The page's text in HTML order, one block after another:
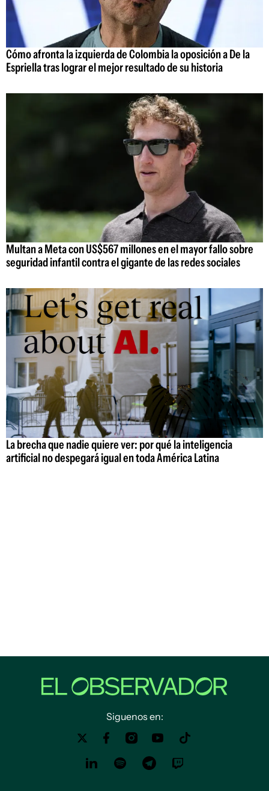
Cómo afronta la izquierda de Colombia la oposición a De la
Espriella tras lograr el mejor resultado de su historia
Multan a Meta con US$567 millones en el mayor fallo sobre
seguridad infantil contra el gigante de las redes sociales
La brecha que nadie quiere ver: por qué la inteligencia
artificial no despegará igual en toda América Latina
Siguenos en: